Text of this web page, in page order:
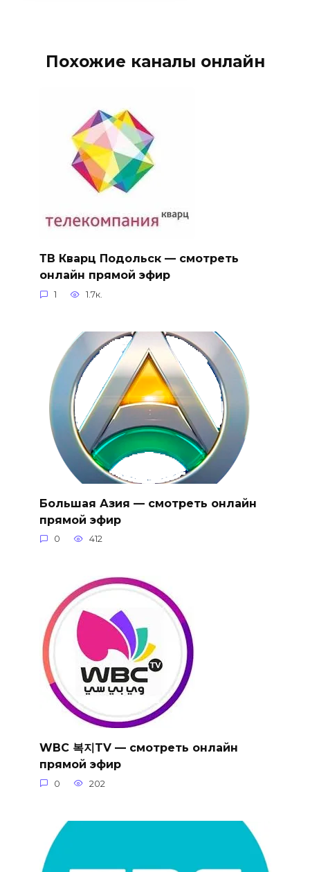
Похожие каналы онлайн
ТВ Кварц Подольск — смотреть
онлайн прямой эфир
1 1.7к.
Большая Азия — смотреть онлайн
прямой эфир
0 412
WBC 복지TV — смотреть онлайн
прямой эфир
0 202